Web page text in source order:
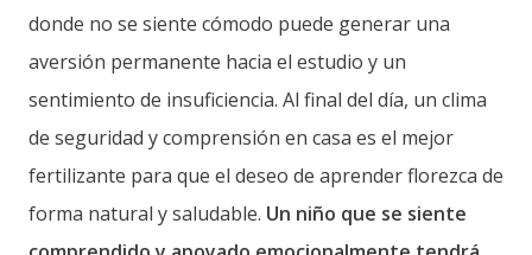
donde no se siente cómodo puede generar una
aversión permanente hacia el estudio y un
sentimiento de insuficiencia. Al final del día, un clima
de seguridad y comprensión en casa es el mejor
fertilizante para que el deseo de aprender florezca de
forma natural y saludable. Un niño que se siente